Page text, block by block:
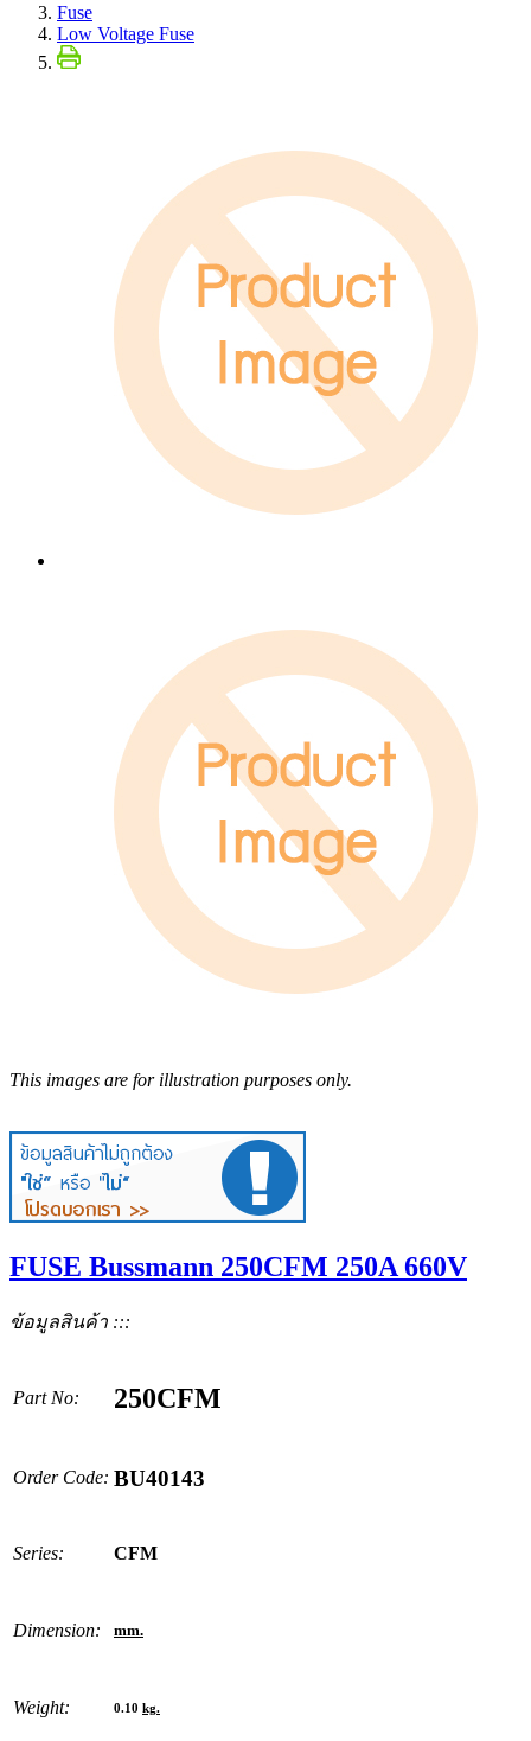
Fuse
Low Voltage Fuse
This images are for illustration purposes only.
FUSE Bussmann 250CFM 250A 660V
ข้อมูลสินค้า :::
Part No: 250CFM
Order Code: BU40143
Series: CFM
Dimension: mm.
Weight: 0.10 kg.